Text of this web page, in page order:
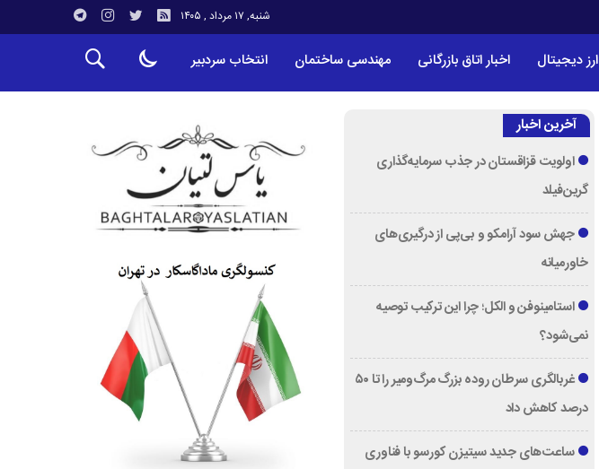
شنبه, ۱۷ مرداد , ۱۴۰۵
ارز دیجیتال اخبار اتاق بازرگانی مهندسی ساختمان انتخاب سردبیر
آخرین اخبار
اولویت قزاقستان در جذب سرمایه‌گذاری
گرین‌فیلد
جهش سود آرامکو و بی‌پی از درگیری‌های
خاورمیانه
استامینوفن و الکل؛ چرا این ترکیب توصیه
نمی‌شود؟
غربالگری سرطان روده بزرگ مرگ‌ومیر را تا ۵۰
درصد کاهش داد
ساعت‌های جدید سیتیزن کورسو با فناوری